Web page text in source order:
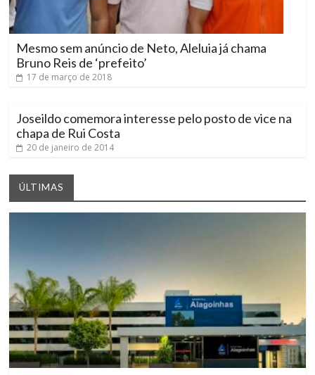
Mesmo sem anúncio de Neto, Aleluia já chama
Bruno Reis de ‘prefeito’
17 de março de 2018
Joseildo comemora interesse pelo posto de vice na
chapa de Rui Costa
20 de janeiro de 2014
ÚLTIMAS